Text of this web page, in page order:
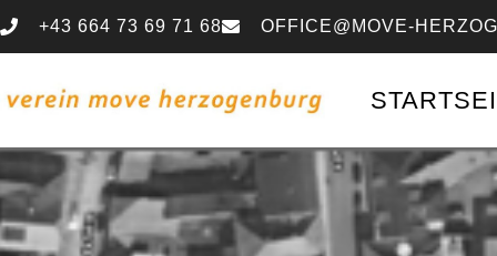
+43 664 73 69 71 68 OFFICE@MOVE-